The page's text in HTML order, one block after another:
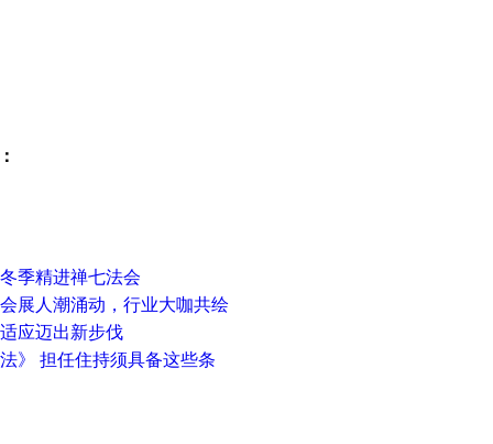
季精进禅七法会
展人潮涌动，行业大咖共绘
应迈出新步伐
》 担任住持须具备这些条